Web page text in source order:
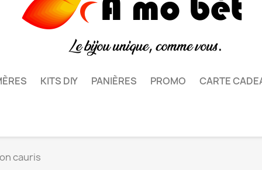
KITS DIY PANIÈRES PROMO CARTE
cauris